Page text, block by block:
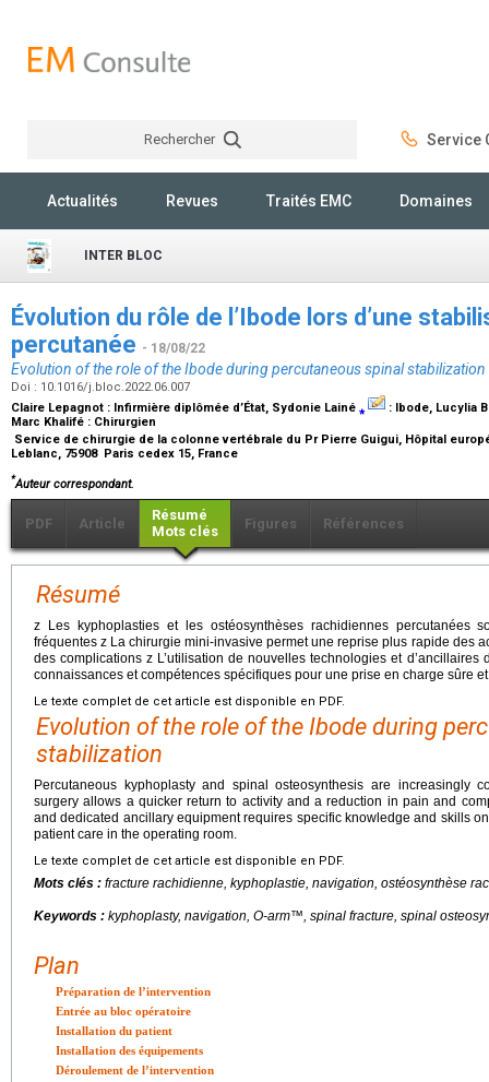
Rechercher Service
Actualités Revues Traités EMC Domaines
INTER BLOC
Évolution du rôle de l’Ibode lors d’une
percutanée - 18/08/22
Evolution of the role of the Ibode during percutaneous spinal stabilization
Doi : 10.1016/j.bloc.2022.06.007
Claire Lepagnot : Infirmière diplômée d’État, Sydonie Lainé ⁎ : Ibode, Lucylia
Marc Khalifé : Chirurgien
Service de chirurgie de la colonne vertébrale du Pr Pierre Guigui, Hôpital
Leblanc, 75908 Paris cedex 15, France
*Auteur correspondant.
PDF Article
Résumé
Mots clés
Figures Références
Résumé
z Les kyphoplasties et les ostéosynthèses rachidiennes percutanées
fréquentes z La chirurgie mini-invasive permet une reprise plus rapide des
des complications z L’utilisation de nouvelles technologies et d’ancillaires
connaissances et compétences spécifiques pour une prise en charge sûre
Le texte complet de cet article est disponible en PDF.
Evolution of the role of the Ibode during
stabilization
Percutaneous kyphoplasty and spinal osteosynthesis are increasingly
surgery allows a quicker return to activity and a reduction in pain and
and dedicated ancillary equipment requires specific knowledge and skills
patient care in the operating room.
Le texte complet de cet article est disponible en PDF.
Mots clés : fracture rachidienne, kyphoplastie, navigation, ostéosynthèse
Keywords : kyphoplasty, navigation, O-arm™, spinal fracture, spinal
Plan
Préparation de l’intervention
Entrée au bloc opératoire
Installation du patient
Installation des équipements
Déroulement de l’intervention